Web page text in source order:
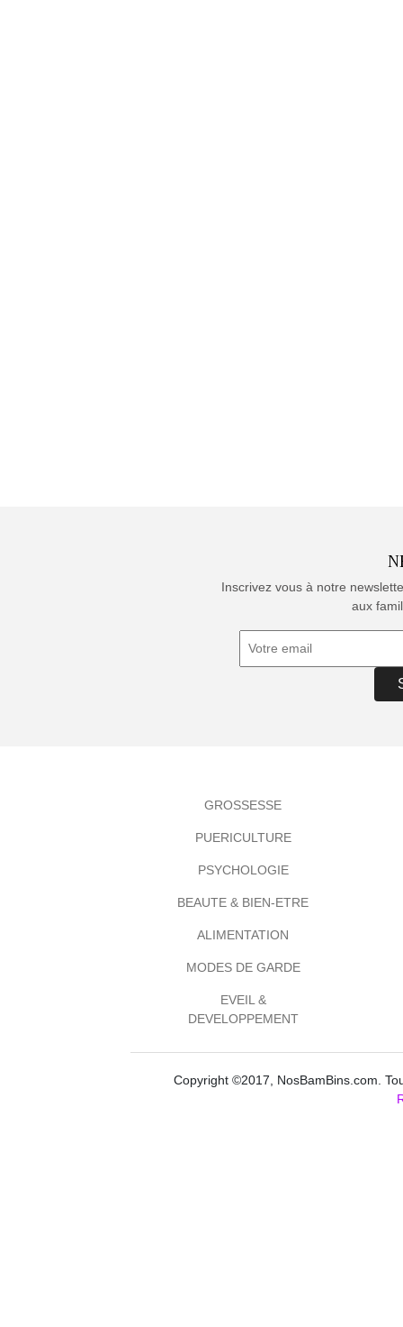
Inscrivez vous à notre
aux
GROSSESSE
PUERICULTURE
PSYCHOLOGIE
BEAUTE & BIEN-ETRE
ALIMENTATION
MODES DE GARDE
EVEIL &
DEVELOPPEMENT
Copyright ©2017, NosBamBins.com.